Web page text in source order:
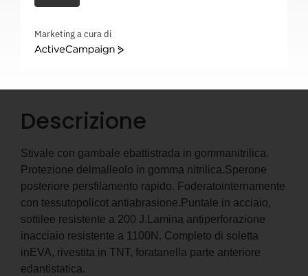
04H028 Categoria
BLACK S5 FO SR – 04H028
Descrizione
Stivale con gambale ebattistrada in gommanitrilica.
Protezione delmalleolo in gomma nitrilica.Sperone
posteriore persfilamento rapido. Foderatointernamente
con tessutopolicot antiabrasione.Puntale in acciaio,
sottilee resistente a 200 J.Lamina antiperforazione
inacciaio resistente a 1100N. Completo di soletta
inEVA, rivestita in TNT, foratanella parte anteriore
edantistatica.
Marketing a cura di
ActiveCampaign